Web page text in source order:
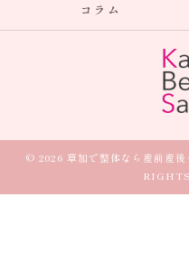
コラム
© 2026 草加で整体なら産前産